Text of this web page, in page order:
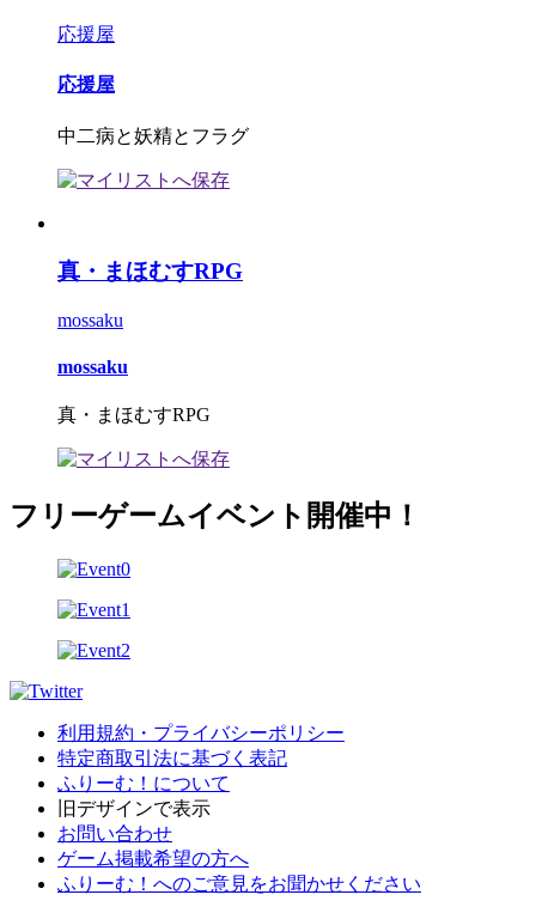
応援屋
応援屋
中二病と妖精とフラグ
真・まほむすRPG
mossaku
mossaku
真・まほむすRPG
フリーゲームイベント開催中！
利用規約・プライバシーポリシー
特定商取引法に基づく表記
ふりーむ！について
旧デザインで表示
お問い合わせ
ゲーム掲載希望の方へ
ふりーむ！へのご意見をお聞かせください